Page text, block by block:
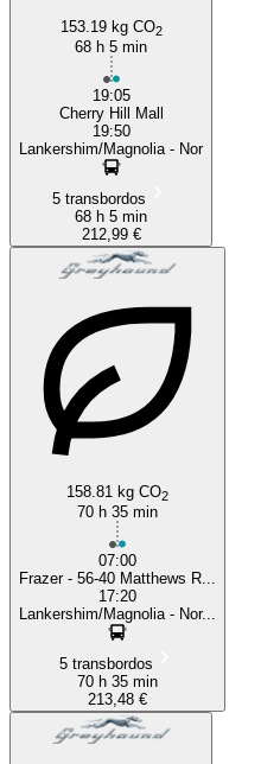
153.19 kg CO2
68 h 5 min
19:05
Cherry Hill Mall
19:50
Lankershim/Magnolia - Nor
5 transbordos
68 h 5 min
212,99 €
158.81 kg CO2
70 h 35 min
07:00
Frazer - 56-40 Matthews R...
17:20
Lankershim/Magnolia - Nor...
5 transbordos
70 h 35 min
213,48 €